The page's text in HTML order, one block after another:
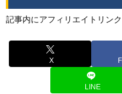
記事内にアフィリエイトリン
X
LINE